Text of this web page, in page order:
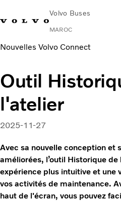
Volvo Buses
MAROC
Change Market Nous ContacterRechercher
Urbain et interurbain
Autocars
Services
Pourquoi choisir Volvo ?
Contact
Nouvelles Volvo Connect
Outil
l'atelier
2025-11-27
Avec sa nouvelle conception et
améliorées, l’outil Historique
expérience plus intuitive et une
vos activités de maintenance.
haut de l'écran, vous pouvez